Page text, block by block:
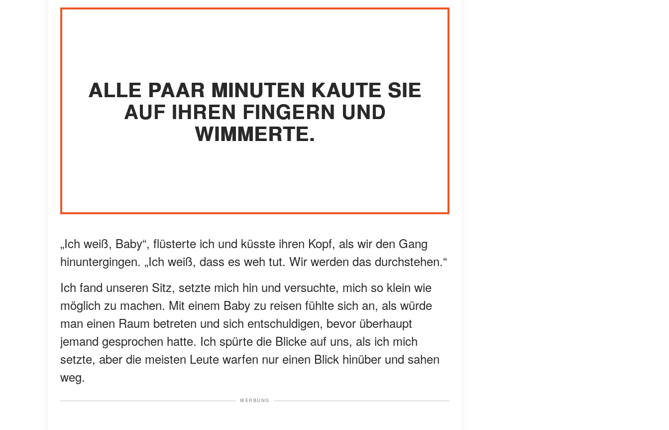
ALLE PAAR MINUTEN KAUTE SIE
AUF IHREN FINGERN UND
WIMMERTE.
„Ich weiß, Baby“, flüsterte ich und küsste ihren Kopf, als wir den Gang
hinuntergingen. „Ich weiß, dass es weh tut. Wir werden das durchstehen.“
Ich fand unseren Sitz, setzte mich hin und versuchte, mich so klein wie
möglich zu machen. Mit einem Baby zu reisen fühlte sich an, als würde
man einen Raum betreten und sich entschuldigen, bevor überhaupt
jemand gesprochen hatte. Ich spürte die Blicke auf uns, als ich mich
setzte, aber die meisten Leute warfen nur einen Blick hinüber und sahen
weg.
WERBUNG